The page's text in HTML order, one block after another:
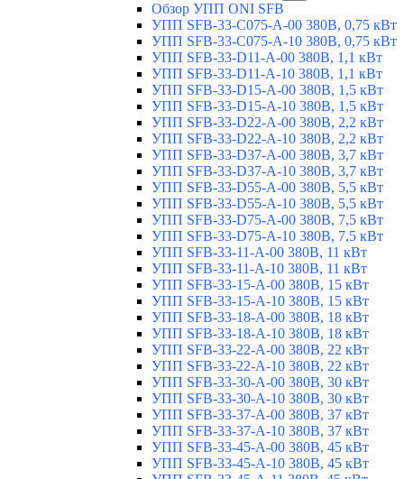
Обзор УПП ONI SFB
УПП SFB-33-C075-A-00 380В, 0,75 кВт
УПП SFB-33-C075-A-10 380В, 0,75 кВт
УПП SFB-33-D11-A-00 380В, 1,1 кВт
УПП SFB-33-D11-A-10 380В, 1,1 кВт
УПП SFB-33-D15-A-00 380В, 1,5 кВт
УПП SFB-33-D15-A-10 380В, 1,5 кВт
УПП SFB-33-D22-A-00 380В, 2,2 кВт
УПП SFB-33-D22-A-10 380В, 2,2 кВт
УПП SFB-33-D37-A-00 380В, 3,7 кВт
УПП SFB-33-D37-A-10 380В, 3,7 кВт
УПП SFB-33-D55-A-00 380В, 5,5 кВт
УПП SFB-33-D55-A-10 380В, 5,5 кВт
УПП SFB-33-D75-A-00 380В, 7,5 кВт
УПП SFB-33-D75-A-10 380В, 7,5 кВт
УПП SFB-33-11-A-00 380В, 11 кВт
УПП SFB-33-11-A-10 380В, 11 кВт
УПП SFB-33-15-A-00 380В, 15 кВт
УПП SFB-33-15-A-10 380В, 15 кВт
УПП SFB-33-18-A-00 380В, 18 кВт
УПП SFB-33-18-A-10 380В, 18 кВт
УПП SFB-33-22-A-00 380В, 22 кВт
УПП SFB-33-22-A-10 380В, 22 кВт
УПП SFB-33-30-A-00 380В, 30 кВт
УПП SFB-33-30-A-10 380В, 30 кВт
УПП SFB-33-37-A-00 380В, 37 кВт
УПП SFB-33-37-A-10 380В, 37 кВт
УПП SFB-33-45-A-00 380В, 45 кВт
УПП SFB-33-45-A-10 380В, 45 кВт